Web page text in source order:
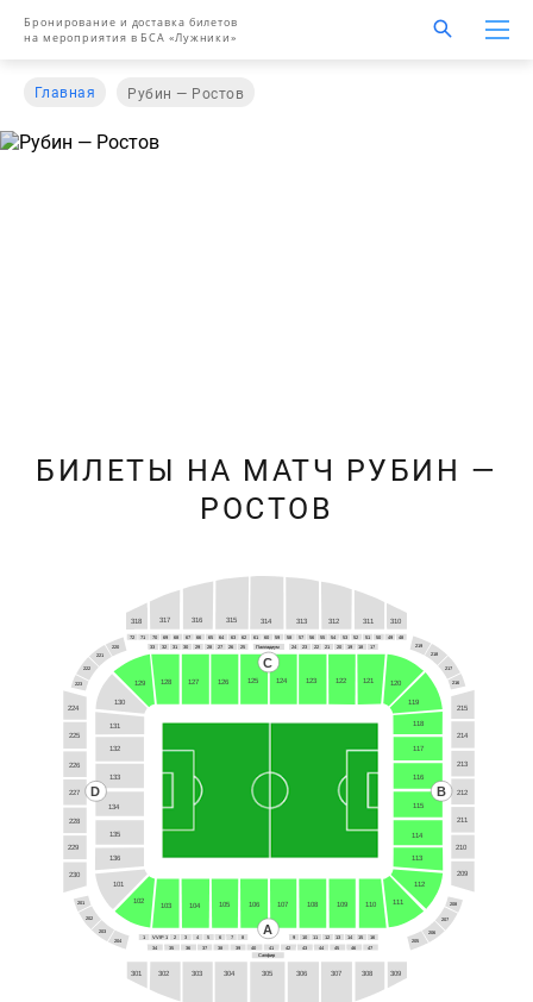
Бронирование и доставка билетов
на мероприятия в БСА «Лужники»
Главная Рубин — Ростов
БИЛЕТЫ НА МАТЧ РУБИН —
РОСТОВ
212
302
318 317 316 315 314 313 312 311 310
215
214
213
211
210
113
114
115
116
117
118
119
120
121
122
123
124
125
126
127
128
129
130
136
135
134
133
132
131
101
102
103 104 105 106 107 108 109 110 111
112
309
308
307
306
305
304
303
301
209
227
224
225
226
228
229
230
48
49
50
51
52
53
54
55
56
57
58
59
60
61
62
63
64
65
66
67
68
69
70
71
72
33 32 31 30 29 28 27 26 25 Палладиум 24 23 22 21 20 19 18 17
1 VVIP 1 2 3 4 5 6 7 8 9 10 11 12 13 14 15 16
Сапфир
40
39
38
37
36
35
34 43 47
46
45
44
42
41
C
B
A
D
219
218
217
216
220
221
222
223
201
202
203
204 205
206
207
208